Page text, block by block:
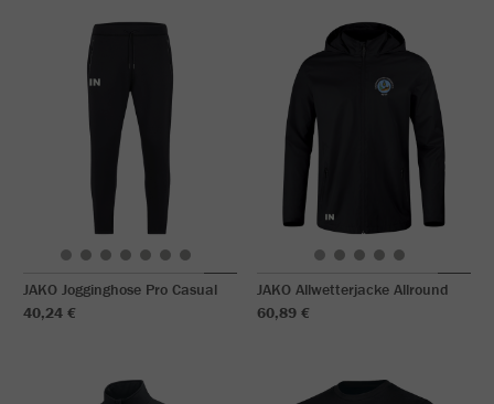
JAKO Jogginghose Pro Casual
40,24 €
JAKO Allwetterjacke Allround
60,89 €